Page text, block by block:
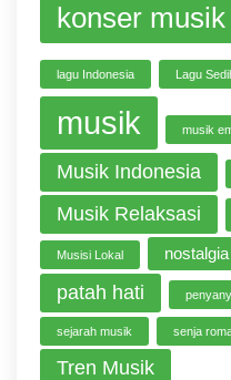
konser musik
lagu Indonesia Lagu
musik musik
Musik Indonesia
Musik Relaksasi
Musisi Lokal
patah hati
sejarah musik senja
Tren Musik